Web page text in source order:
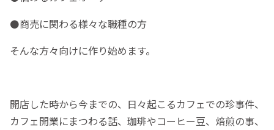
⚫️商売に関わる様々な職種の方
そんな方々向けに作り始めます。
開店した時から今までの、日々起こるカフェでの珍事件、
カフェ開業にまつわる話、珈琲やコーヒー豆、焙煎の事、